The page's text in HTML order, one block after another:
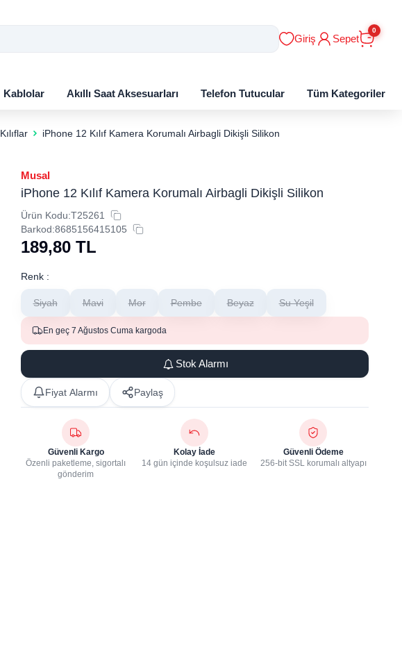
Giriş Sepet
0
Kablolar Akıllı Saat Aksesuarları Telefon Tutucular Tüm Kategoriler
Kılıflar iPhone 12 Kılıf Kamera Korumalı Airbagli Dikişli Silikon
Musal
iPhone 12 Kılıf Kamera Korumalı Airbagli Dikişli Silikon
Ürün Kodu:T25261
Barkod:8685156415105
189,80 TL
Renk :
Siyah Mavi Mor Pembe Beyaz Su Yeşil
En geç 7 Ağustos Cuma kargoda
Stok Alarmı
Fiyat Alarmı Paylaş
Güvenli Kargo
Özenli paketleme, sigortalı
gönderim
Kolay İade
14 gün içinde koşulsuz iade
Güvenli Ödeme
256-bit SSL korumalı altyapı